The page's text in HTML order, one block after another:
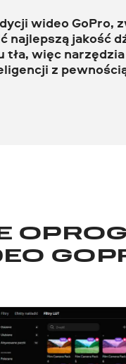
wideo GoPro,
najlepszą jakość
więc
z